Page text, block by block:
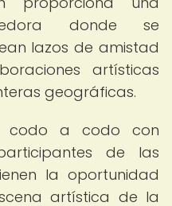
donde se
lazos de amistad
artísticas
geográficas.
codo a codo con
de las
la oportunidad
artística de la